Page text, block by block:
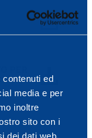
ed
media e per
inoltre
sito con i
dei dati web,